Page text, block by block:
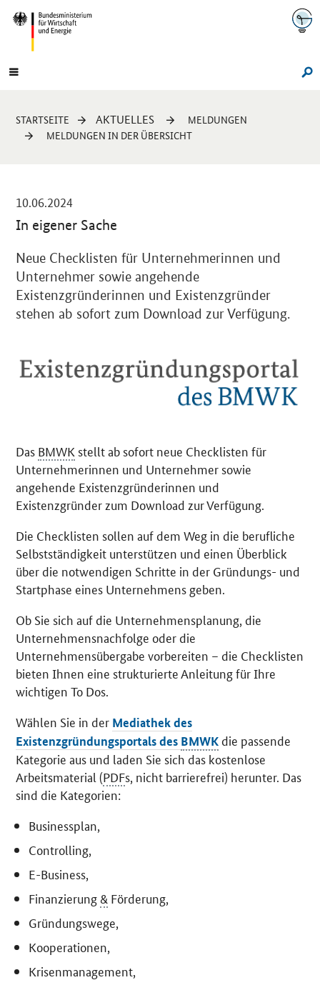
Navigation
Hauptmenü
Sie
sind
STARTSEITE AKTUELLES
MELDUNGEN
MELDUNGEN IN DER ÜBERSICHT
10.06.2024
In eigener Sache
Neue Checklisten für Unternehmerinnen und
Unternehmer sowie angehende
Existenzgründerinnen und Existenzgründer
stehen ab sofort zum Download zur Verfügung.
Das BMWK stellt ab sofort neue Checklisten für
Unternehmerinnen und Unternehmer sowie
angehende Existenzgründerinnen und
Existenzgründer zum Download zur Verfügung.
Die Checklisten sollen auf dem Weg in die berufliche
Selbstständigkeit unterstützen und einen Überblick
über die notwendigen Schritte in der Gründungs- und
Startphase eines Unternehmens geben.
Ob Sie sich auf die Unternehmensplanung, die
Unternehmensnachfolge oder die
Unternehmensübergabe vorbereiten – die Checklisten
bieten Ihnen eine strukturierte Anleitung für Ihre
wichtigenTo Dos.
Wählen Sie in der Mediathek des
Existenzgründungsportals des BMWK die passende
Kategorie aus und laden Sie sich das kostenlose
Arbeitsmaterial (PDFs, nicht barrierefrei) herunter. Das
sind die Kategorien:
Businessplan,
Controlling,
E-Business,
Finanzierung & Förderung,
Gründungswege,
Kooperationen,
Krisenmanagement,